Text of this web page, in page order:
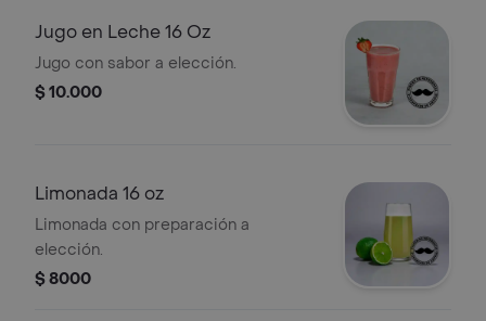
Jugo en Leche 16 Oz
Jugo con sabor a elección.
$ 10.000
Limonada 16 oz
Limonada con preparación a
elección.
$ 8000